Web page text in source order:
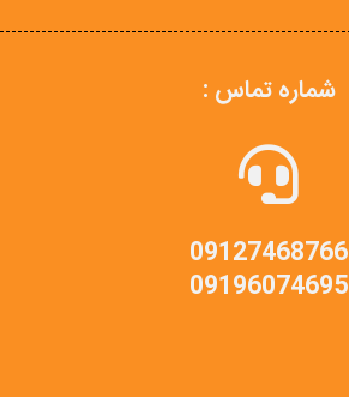
شماره تماس :
09127468766
09196074695